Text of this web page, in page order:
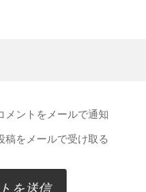
メントをメールで通知
稿をメールで受け取る